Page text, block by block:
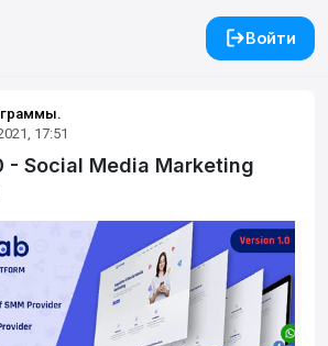
Войти
17:51
- Social Media Marketing